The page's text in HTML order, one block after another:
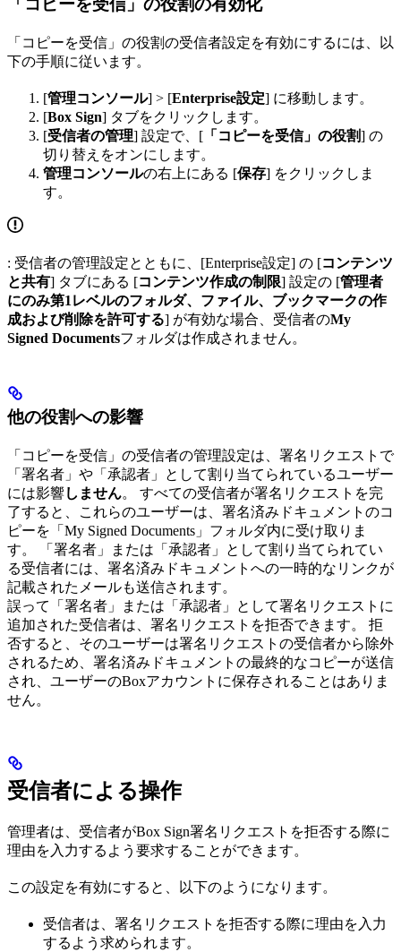
「コピーを受信」の役割の有効化
「コピーを受信」の役割の受信者設定を有効にするには、以
下の手順に従います。
[管理コンソール] > [Enterprise設定] に移動します。
[Box Sign] タブをクリックします。
[受信者の管理] 設定で、[ 「コピーを受信」の役割] の
切り替えをオンにします。
管理コンソールの右上にある [保存] をクリックしま
す。
: 受信者の管理設定とともに、[Enterprise設定] の [コンテンツ
と共有] タブにある [コンテンツ作成の制限] 設定の [管理者
にのみ第1レベルのフォルダ、ファイル、ブックマークの作
成および削除を許可する] が有効な場合、受信者のMy
Signed Documentsフォルダは作成されません。
他の役割への影響
「コピーを受信」の受信者の管理設定は、署名リクエストで
「署名者」や「承認者」として割り当てられているユーザー
には影響しません。 すべての受信者が署名リクエストを完
了すると、これらのユーザーは、署名済みドキュメントのコ
ピーを「My Signed Documents」フォルダ内に受け取りま
す。 「署名者」または「承認者」として割り当てられてい
る受信者には、署名済みドキュメントへの一時的なリンクが
記載されたメールも送信されます。
誤って「署名者」または「承認者」として署名リクエストに
追加された受信者は、署名リクエストを拒否できます。 拒
否すると、そのユーザーは署名リクエストの受信者から除外
されるため、署名済みドキュメントの最終的なコピーが送信
され、ユーザーのBoxアカウントに保存されることはありま
せん。
受信者による操作
管理者は、受信者がBox Sign署名リクエストを拒否する際に
理由を入力するよう要求することができます。
この設定を有効にすると、以下のようになります。
受信者は、署名リクエストを拒否する際に理由を入力
するよう求められます。